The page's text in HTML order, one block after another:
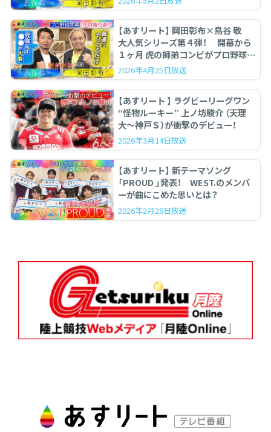
【あすリート】 岡田彰布×鳥谷 敬
大人気シリーズ第４弾！ 開幕から
１ヶ月 虎の師弟コンビがプロ野球を
ぶった斬る！
2026年4月25日放送
【あすリート 】 ラグビーリーグワン
“怪物ルーキー” 上ノ坊駿介 （天理
大〜神戸Ｓ）が衝撃のデビュー！
2026年3月14日放送
【あすリート】 新テーマソング
「PROUD 」発表！ WEST.のメンバ
ーが曲にこめた思いとは？
2026年2月28日放送